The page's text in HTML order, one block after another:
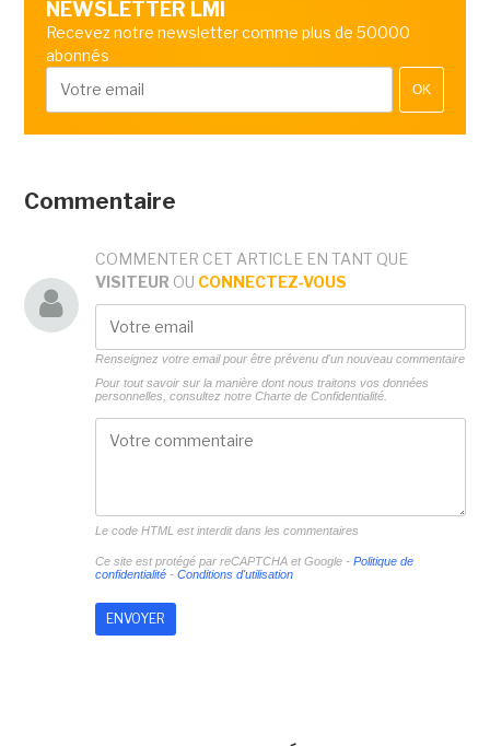
NEWSLETTER LMI
Recevez notre newsletter comme plus de 50000
abonnés
OK
Commentaire
COMMENTER CET ARTICLE EN TANT QUE
VISITEUR OU CONNECTEZ-VOUS
Renseignez votre email pour être prévenu d'un nouveau commentaire
Pour tout savoir sur la manière dont nous traitons vos données
personnelles, consultez notre Charte de Confidentialité.
Le code HTML est interdit dans les commentaires
Ce site est protégé par reCAPTCHA et Google - Politique de
confidentialité- Conditions d'utilisation